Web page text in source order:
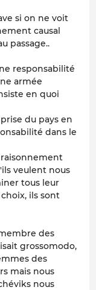
si on ne voit
causal
passage..
responsabilité
armée
en quoi
du pays en
dans le
veulent nous
tous leur
ils sont
des
grossomodo,
des
mais nous
nous